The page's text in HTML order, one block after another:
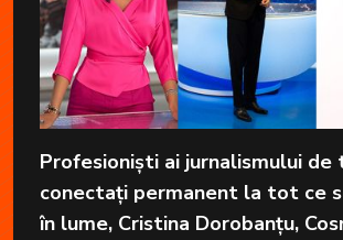
Profesioniști ai jurnalismului de
conectați permanent la tot ce
în lume, Cristina Dorobanțu,